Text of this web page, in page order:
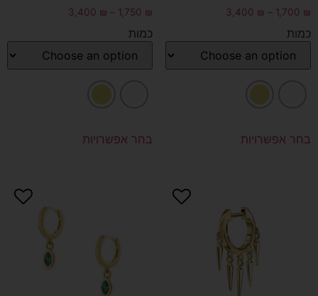
1,700 ₪
–
3,400 ₪
כמות
בחר אפשרויות
1,750 ₪
–
3,400 ₪
כמות
בחר אפשרויות